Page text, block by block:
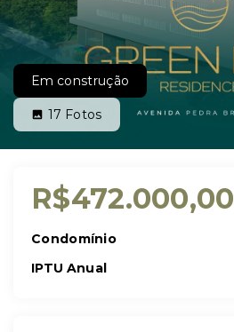
Em construção
17 Fotos
R$472.000,00
Condomínio
IPTU Anual